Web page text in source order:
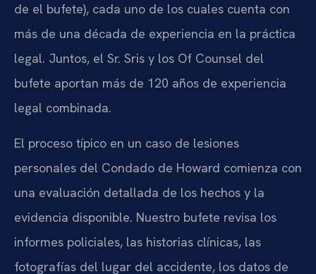
de el bufete), cada uno de los cuales cuenta con
más de una década de experiencia en la práctica
legal. Juntos, el Sr. Sris y los Of Counsel del
bufete aportan más de 120 años de experiencia
legal combinada.
El proceso típico en un caso de lesiones
personales del Condado de Howard comienza con
una evaluación detallada de los hechos y la
evidencia disponible. Nuestro bufete revisa los
informes policiales, las historias clínicas, las
fotografías del lugar del accidente, los datos de